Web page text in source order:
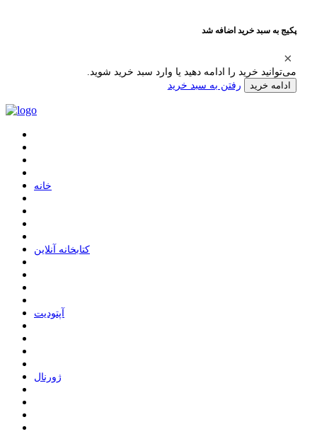
پکیج به سبد خرید اضافه شد
می‌توانید خرید را ادامه دهید یا وارد سبد خرید شوید.
ادامه خرید رفتن به سبد خرید
ﺧﺎﻧﻪ
ﮐﺘﺎﺑﺨﺎﻧﻪ ﺁﻧﻼﯾﻦ
ﺁﭘﺘﻮﺩﯾﺖ
ﮊﻭﺭﻧﺎﻝ